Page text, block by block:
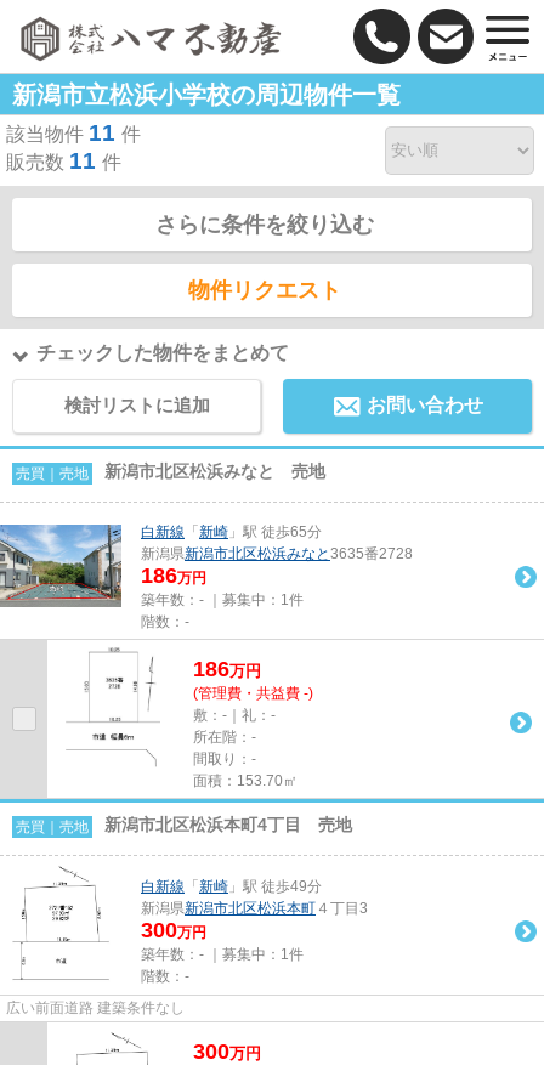
新潟市立松浜小学校の周辺物件一覧
該当物件 11 件
販売数 11 件
さらに条件を絞り込む
物件リクエスト
チェックした物件をまとめて
検討リストに追加 お問い合わせ
売買｜売地 新潟市北区松浜みなと 売地
白新線 「新崎 」駅 徒歩65分
新潟県新潟市北区松浜みなと3635番2728
186万円
築年数：- ｜募集中： 1件
階数：-
186万円
(管理費・共益費 -)
敷：-｜礼：-
所在階：-
間取り：-
面積：153.70㎡
売買｜売地 新潟市北区松浜本町4丁目 売地
白新線 「新崎 」駅 徒歩49分
新潟県新潟市北区松浜本町 ４丁目3
300万円
築年数：- ｜募集中： 1件
階数：-
広い前面道路 建築条件なし
300万円